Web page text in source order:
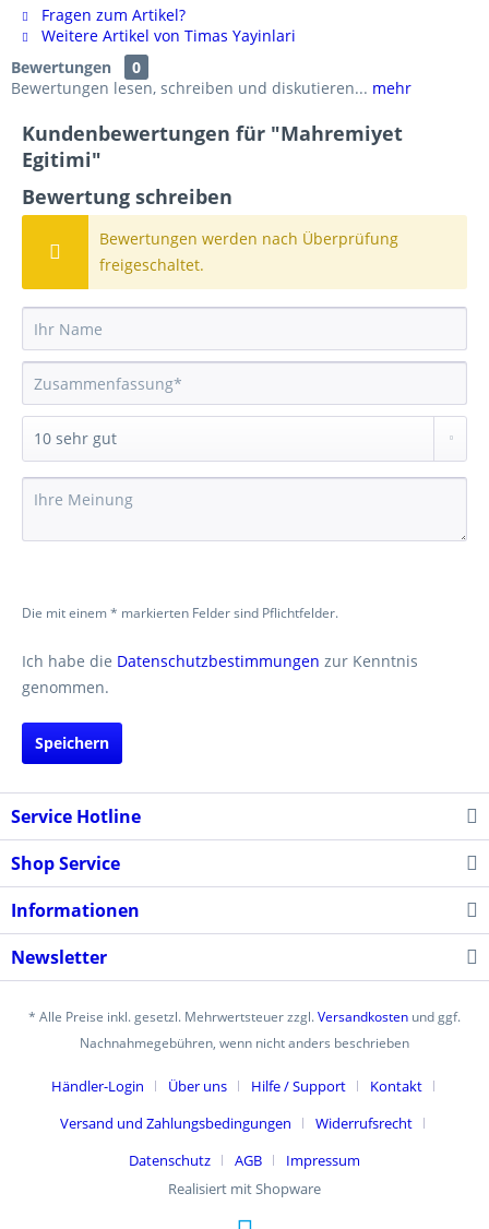
Fragen zum Artikel?
Weitere Artikel von Timas Yayinlari
Bewertungen
0
Bewertungen lesen, schreiben und diskutieren... mehr
Kundenbewertungen für "Mahremiyet
Egitimi"
Bewertung schreiben
Bewertungen werden nach Überprüfung
freigeschaltet.
Die mit einem * markierten Felder sind Pflichtfelder.
Ich habe die Datenschutzbestimmungen zur Kenntnis
genommen.
Speichern
Service Hotline
Shop Service
Informationen
Newsletter
* Alle Preise inkl. gesetzl. Mehrwertsteuer zzgl.Versandkosten und ggf.
Nachnahmegebühren, wenn nicht anders beschrieben
Händler-Login Über uns Hilfe / Support
Kontakt
Versand und Zahlungsbedingungen
Widerrufsrecht
Datenschutz
AGB
Impressum
Realisiert mit Shopware